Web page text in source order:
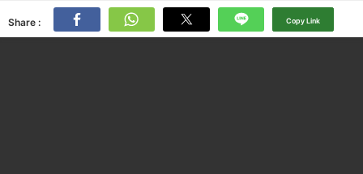
Share : Copy Link